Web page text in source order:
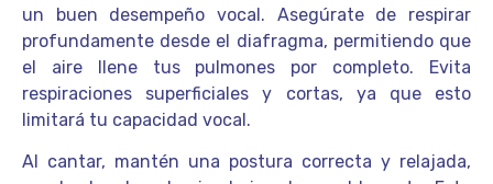
un buen desempeño vocal. Asegúrate de respirar
profundamente desde el diafragma, permitiendo que
el aire llene tus pulmones por completo. Evita
respiraciones superficiales y cortas, ya que esto
limitará tu capacidad vocal.
Al cantar, mantén una postura correcta y relajada,